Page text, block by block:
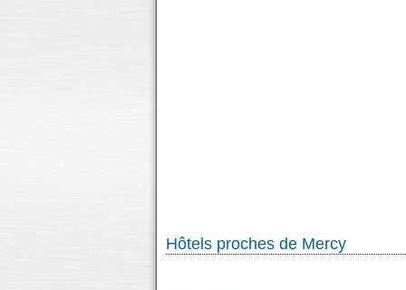
Hôtels proches de Mercy